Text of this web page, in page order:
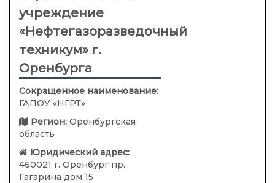
учреждение
«Нефтегазоразведочный
техникум» г.
Оренбурга
Сокращенное наименование:
ГАПОУ «НГРТ»
Регион: Оренбургская
область
Юридический адрес:
460021 г. Оренбург пр.
Гагарина дом 15